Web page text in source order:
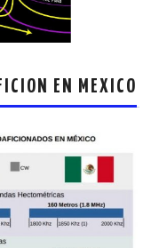
EN MEXICO